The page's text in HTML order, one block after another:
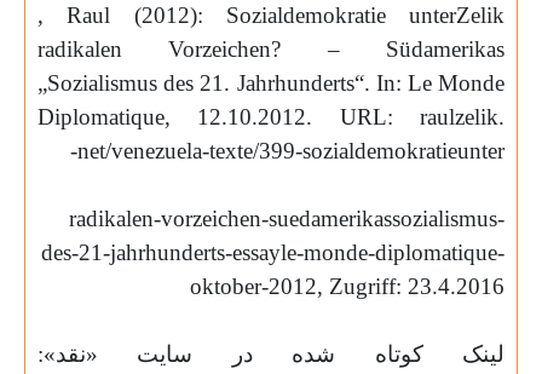
Zelik
, Raul (2012): Sozialdemokratie unter
radikalen Vorzeichen? – Südamerikas
„Sozialismus des 21. Jahrhunderts“. In: Le Monde
Diplomatique, 12.10.2012. URL:raulzelik
net/venezuela-texte/399-sozialdemokratieunter
-
radikalen-vorzeichen-suedamerikassozialismus-
des-21-jahrhunderts-essayle-monde-diplomatique-
oktober-2012, Zugriff: 23.4.2016
لینک کوتاه شده در سایت «نقد»: